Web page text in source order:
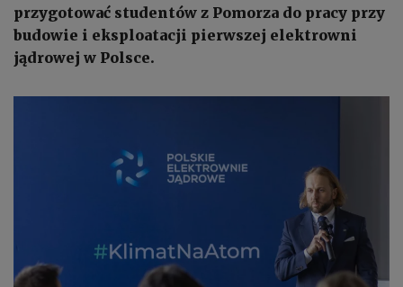
przygotować studentów z Pomorza do pracy przy
budowie i eksploatacji pierwszej elektrowni
jądrowej w Polsce.